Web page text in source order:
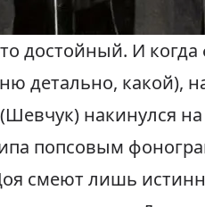
достойный. И
детально, какой),
накинулся
попсовым
смеют лишь